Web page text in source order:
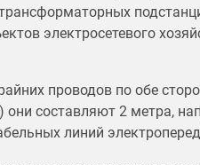
электросетевого
проводов по обе
составляют 2 метра,
линий